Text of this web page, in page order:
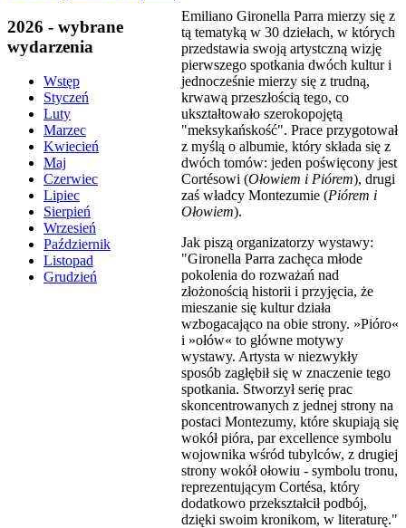
2026 - wybrane
wydarzenia
Wstęp
Styczeń
Luty
Marzec
Kwiecień
Maj
Czerwiec
Lipiec
Sierpień
Wrzesień
Październik
Listopad
Grudzień
Emiliano Gironella Parra mierzy się z
tą tematyką w 30 dziełach, w których
przedstawia swoją artystczną wizję
pierwszego spotkania dwóch kultur i
jednocześnie mierzy się z trudną,
krwawą przeszłością tego, co
ukształtowało szerokopojętą
"meksykańskość". Prace przygotował
z myślą o albumie, który składa się z
dwóch tomów: jeden poświęcony jest
Cortésowi (Ołowiem i Piórem), drugi
zaś władcy Montezumie (Piórem i
Ołowiem).
Jak piszą organizatorzy wystawy:
"Gironella Parra zachęca młode
pokolenia do rozważań nad
złożonością historii i przyjęcia, że
mieszanie się kultur działa
wzbogacająco na obie strony. »Pióro«
i »ołów« to główne motywy
wystawy. Artysta w niezwykły
sposób zagłębił się w znaczenie tego
spotkania. Stworzył serię prac
skoncentrowanych z jednej strony na
postaci Montezumy, które skupiają się
wokół pióra, par excellence symbolu
wojownika wśród tubylców, z drugiej
strony wokół ołowiu - symbolu tronu,
reprezentującym Cortésa, który
dodatkowo przekształcił podbój,
dzięki swoim kronikom, w literaturę."